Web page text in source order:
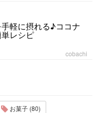
軽に摂れる♪ココナ
レシピ
cobachi
お菓子 (80)